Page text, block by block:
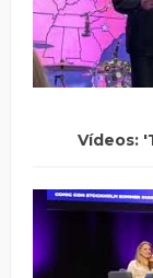
Vídeos: